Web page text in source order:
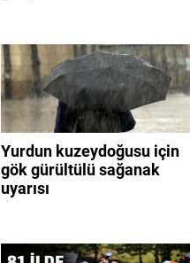
Yurdun kuzeydoğusu için
gök gürültülü sağanak
uyarısı